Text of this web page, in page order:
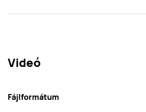
Videó
Fájlformátum